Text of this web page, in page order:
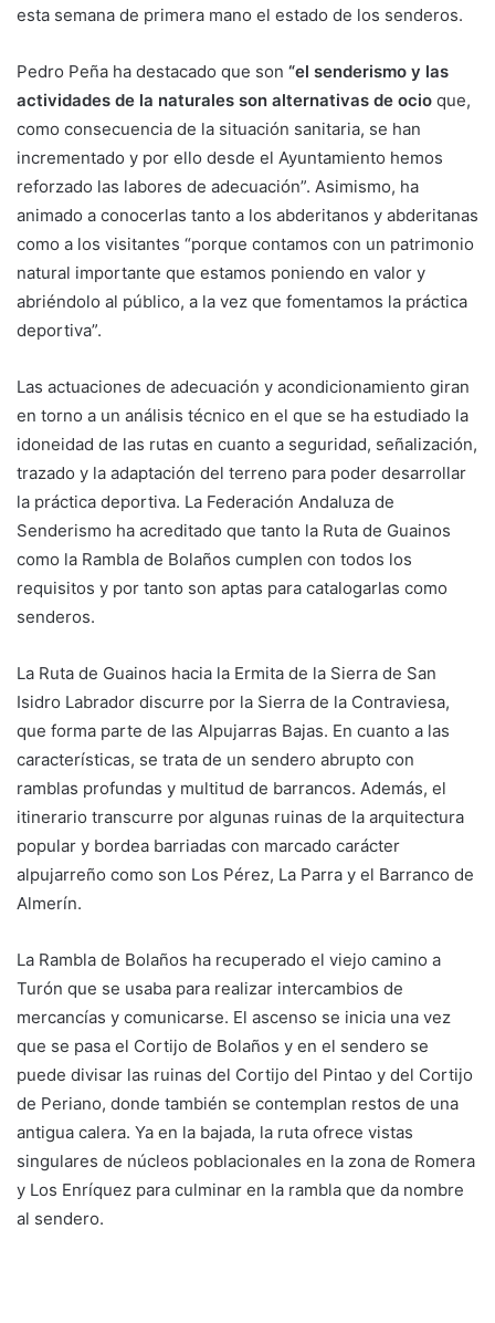
esta semana de primera mano el estado de los senderos.
Pedro Peña ha destacado que son “el senderismo y las
actividades de la naturales son alternativas de ocio que,
como consecuencia de la situación sanitaria, se han
incrementado y por ello desde el Ayuntamiento hemos
reforzado las labores de adecuación”. Asimismo, ha
animado a conocerlas tanto a los abderitanos y abderitanas
como a los visitantes “porque contamos con un patrimonio
natural importante que estamos poniendo en valor y
abriéndolo al público, a la vez que fomentamos la práctica
deportiva”.
Las actuaciones de adecuación y acondicionamiento giran
en torno a un análisis técnico en el que se ha estudiado la
idoneidad de las rutas en cuanto a seguridad, señalización,
trazado y la adaptación del terreno para poder desarrollar
la práctica deportiva. La Federación Andaluza de
Senderismo ha acreditado que tanto la Ruta de Guainos
como la Rambla de Bolaños cumplen con todos los
requisitos y por tanto son aptas para catalogarlas como
senderos.
La Ruta de Guainos hacia la Ermita de la Sierra de San
Isidro Labrador discurre por la Sierra de la Contraviesa,
que forma parte de las Alpujarras Bajas. En cuanto a las
características, se trata de un sendero abrupto con
ramblas profundas y multitud de barrancos. Además, el
itinerario transcurre por algunas ruinas de la arquitectura
popular y bordea barriadas con marcado carácter
alpujarreño como son Los Pérez, La Parra y el Barranco de
Almerín.
La Rambla de Bolaños ha recuperado el viejo camino a
Turón que se usaba para realizar intercambios de
mercancías y comunicarse. El ascenso se inicia una vez
que se pasa el Cortijo de Bolaños y en el sendero se
puede divisar las ruinas del Cortijo del Pintao y del Cortijo
de Periano, donde también se contemplan restos de una
antigua calera. Ya en la bajada, la ruta ofrece vistas
singulares de núcleos poblacionales en la zona de Romera
y Los Enríquez para culminar en la rambla que da nombre
al sendero.